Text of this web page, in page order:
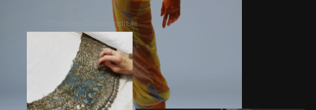
©The Kyoto Costume Institute